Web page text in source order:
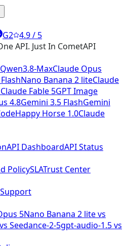
G2 4.9 / 5
API. Just In CometAPI
Qwen3.8-MaxClaude Opus
Nano Banana 2 liteClaude
Claude Fable 5GPT Image
4.8Gemini 3.5 FlashGemini
Happy Horse 1.0Claude
API DashboardAPI Status
PolicySLATrust Center
Support
5Nano Banana 2 lite vs
Seedance-2-5gpt-audio-1.5 vs